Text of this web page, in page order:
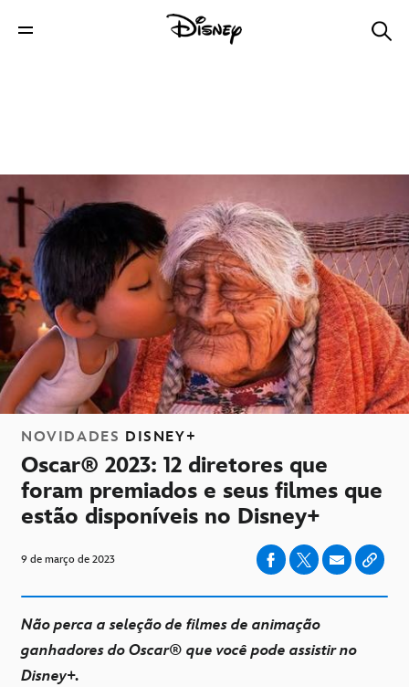
NOVIDADES DISNEY+
Oscar® 2023: 12 diretores que
foram premiados e seus filmes que
estão disponíveis no Disney+
9 de março de 2023
Não perca a seleção de filmes de animação
ganhadores do Oscar® que você pode assistir no
Disney+.